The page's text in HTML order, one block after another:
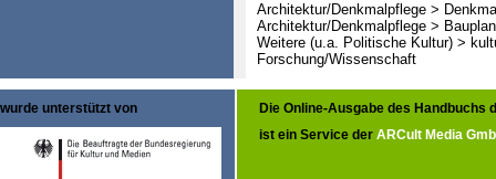
Architektur/Denkmalpflege >
Architektur/Denkmalpflege >
Weitere (u.a. Politische Kultur) >
Forschung/Wissenschaft
wurde unterstützt von
Die Online-Ausgabe des Handbuchs
ist ein Service der ARCult Media